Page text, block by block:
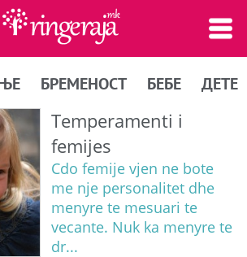
БРЕМЕНОСТ БЕБЕ ДЕТЕ
Temperamenti i
femijes
Cdo femije vjen ne bote
me nje personalitet dhe
menyre te mesuari te
vecante. Nuk ka menyre te
dr...